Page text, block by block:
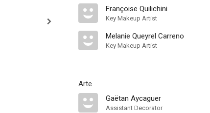
Françoise Quilichini
Key Makeup Artist
Melanie Queyrel Carreno
Key Makeup Artist
Arte
Gaëtan Aycaguer
Assistant Decorator